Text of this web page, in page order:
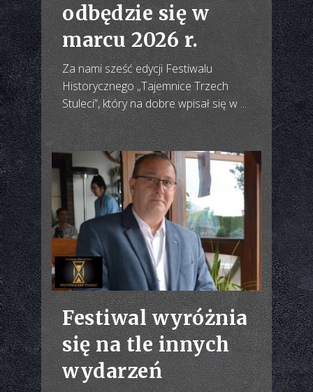
odbędzie się w
marcu 2026 r.
Za nami sześć edycji Festiwalu
Historycznego „Tajemnice Trzech
Stuleci”, który na dobre wpisał się w ...
Festiwal wyróżnia
się na tle innych
wydarzeń